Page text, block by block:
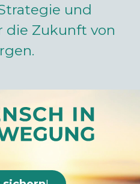
und
die Zukunft von